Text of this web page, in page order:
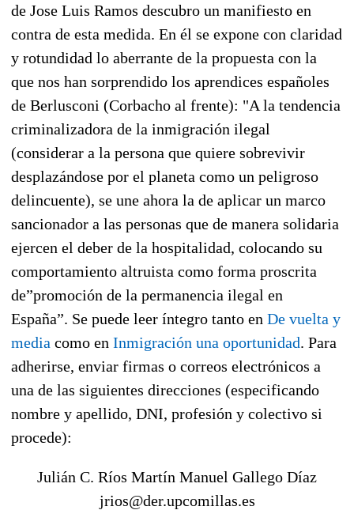
de Jose Luis Ramos descubro un manifiesto en
contra de esta medida. En él se expone con claridad
y rotundidad lo aberrante de la propuesta con la
que nos han sorprendido los aprendices españoles
de Berlusconi (Corbacho al frente): "A la tendencia
criminalizadora de la inmigración ilegal
(considerar a la persona que quiere sobrevivir
desplazándose por el planeta como un peligroso
delincuente), se une ahora la de aplicar un marco
sancionador a las personas que de manera solidaria
ejercen el deber de la hospitalidad, colocando su
comportamiento altruista como forma proscrita
de”promoción de la permanencia ilegal en
España”. Se puede leer íntegro tanto en De vuelta y
media como en Inmigración una oportunidad. Para
adherirse, enviar firmas o correos electrónicos a
una de las siguientes direcciones (especificando
nombre y apellido, DNI, profesión y colectivo si
procede):
Julián C. Ríos Martín Manuel Gallego Díaz
jrios@der.upcomillas.es